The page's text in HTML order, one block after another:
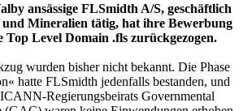
ansässige FLSmidth A/S, geschäftlich
Mineralien tätig, hat ihre Bewerbung
Top Level Domain .fls zurückgezogen.
wurden bisher nicht bekannt. Die Phase
hatte FLSmidth jedenfalls bestanden, und
Regierungsbeirats Governmental